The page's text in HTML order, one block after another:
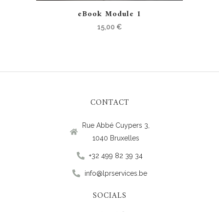
eBook Module 1
15,00 €
CONTACT
Rue Abbé Cuypers 3,
1040 Bruxelles
+32 499 82 39 34
info@lprservices.be
SOCIALS